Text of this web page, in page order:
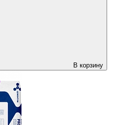
В корзину